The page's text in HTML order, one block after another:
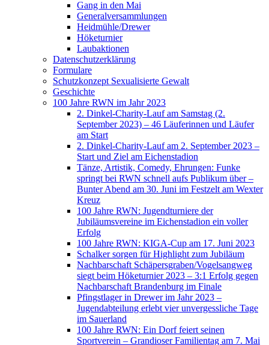
Gang in den Mai
Generalversammlungen
Heidmühle/Drewer
Höketurnier
Laubaktionen
Datenschutzerklärung
Formulare
Schutzkonzept Sexualisierte Gewalt
Geschichte
100 Jahre RWN im Jahr 2023
2. Dinkel-Charity-Lauf am Samstag (2.
September 2023) – 46 Läuferinnen und Läufer
am Start
2. Dinkel-Charity-Lauf am 2. September 2023 –
Start und Ziel am Eichenstadion
Tänze, Artistik, Comedy, Ehrungen: Funke
springt bei RWN schnell aufs Publikum über –
Bunter Abend am 30. Juni im Festzelt am Wexter
Kreuz
100 Jahre RWN: Jugendturniere der
Jubiläumsvereine im Eichenstadion ein voller
Erfolg
100 Jahre RWN: KIGA-Cup am 17. Juni 2023
Schalker sorgen für Highlight zum Jubiläum
Nachbarschaft Schäpersgraben/Vogelsangweg
siegt beim Höketurnier 2023 – 3:1 Erfolg gegen
Nachbarschaft Brandenburg im Finale
Pfingstlager in Drewer im Jahr 2023 –
Jugendabteilung erlebt vier unvergessliche Tage
im Sauerland
100 Jahre RWN: Ein Dorf feiert seinen
Sportverein – Grandioser Familientag am 7. Mai